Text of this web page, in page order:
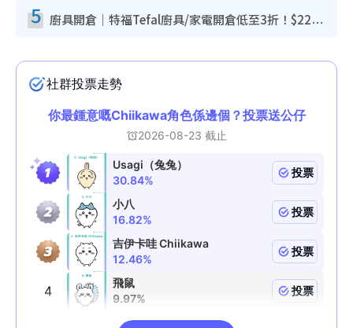
5 廚具開倉｜特福Tefal廚具/家電開倉低至3折！$220起買平底鍋/炒鑊/湯煲！電飯煲/吸塵機/燙斗$418起